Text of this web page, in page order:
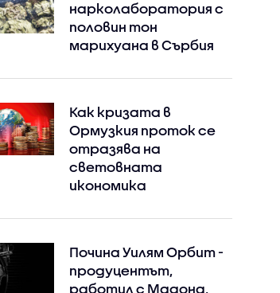
нарколаборатория с
половин тон
марихуана в Сърбия
Как кризата в
Ормузкия проток се
отразява на
световната
икономика
Почина Уилям Орбит -
продуцентът,
работил с Мадона,